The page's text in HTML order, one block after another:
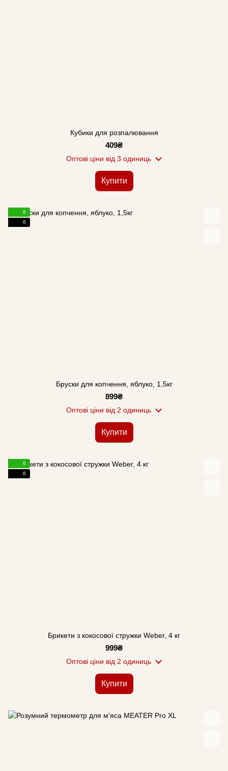
Кубики для розпалювання
409₴
Оптові ціни від 3 одиниць
Купити
6
6
Бруски для копчення, яблуко, 1,5кг
899₴
Оптові ціни від 2 одиниць
Купити
6
6
Брикети з кокосової стружки Weber, 4 кг
999₴
Оптові ціни від 2 одиниць
Купити